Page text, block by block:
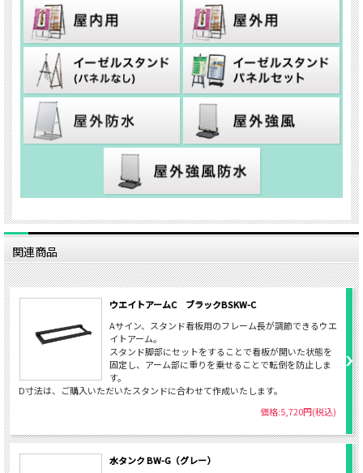
関連商品
ウエイトアームC ブラックBSKW-C
Aサイン、スタンド看板用のフレーム長が調節できるウエ
イトアーム。
スタンド脚部にセットをすることで看板が開いた状態を
固定し、アーム部に重りを乗せることで転倒を防止しま
す。
D寸法は、ご購入いただいたスタンドに合わせて作成いたします。
価格:5,720円(税込)
水タンク BW-G（グレー）